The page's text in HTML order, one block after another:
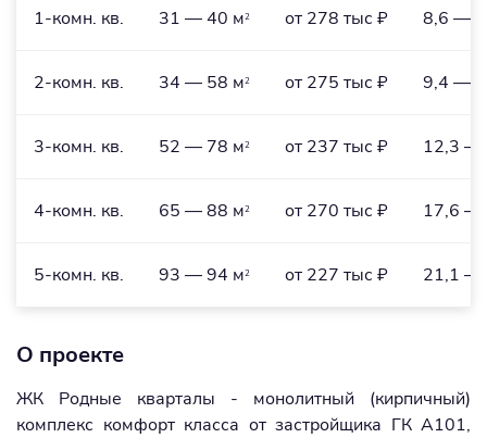
1-комн. кв. 31 — 40 м2 от 278 тыс ₽ 8,6 —
2-комн. кв. 34 — 58 м2 от 275 тыс ₽ 9,4 —
3-комн. кв. 52 — 78 м2 от 237 тыс ₽ 12,3 —
4-комн. кв. 65 — 88 м2 от 270 тыс ₽ 17,6 —
5-комн. кв. 93 — 94 м2 от 227 тыс ₽ 21,1 —
О проекте
ЖК Родные кварталы - монолитный (кирпичный)
комплекс комфорт класса от застройщика ГК А101,